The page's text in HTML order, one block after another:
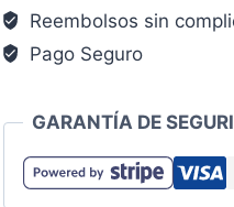
Reembolsos sin
Pago Seguro
GARANTÍA DE